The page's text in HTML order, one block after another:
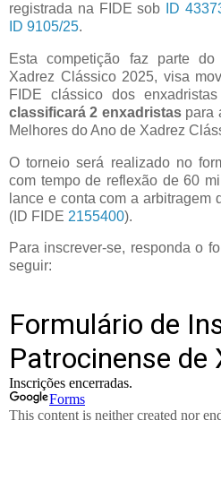
registrada na FIDE sob
ID
ID 9105/25.
Esta competição faz parte
Xadrez Clássico 2025, visa
FIDE clássico dos
classificará 2 enxadristaspara
Melhores do Ano de Xadrez
O torneio será realizado no
com tempo de reflexão de 60
lance e conta com a arbitragem
(ID FIDE 2155400).
Para inscrever-se, responda o
seguir: